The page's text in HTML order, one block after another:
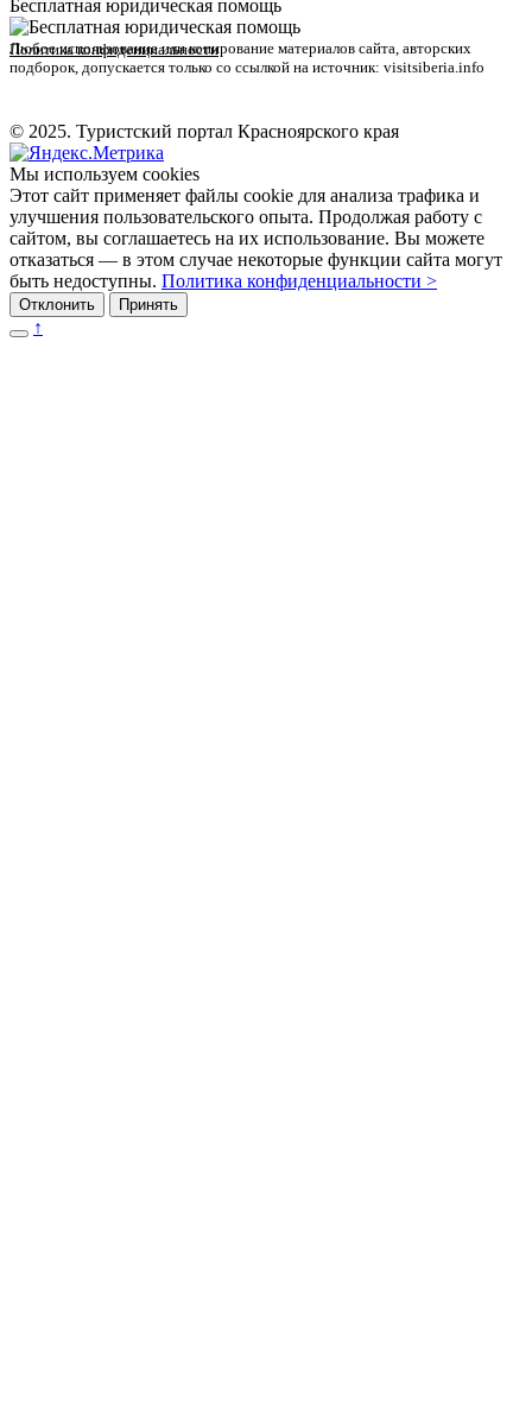
Бесплатная юридическая помощь
Политика конфиденциальности
Любое использование или копирование материалов сайта, авторских
подборок, допускается только со ссылкой на источник: visitsiberia.info
© 2025. Туристский портал Красноярского края
Мы используем cookies
Этот сайт применяет файлы cookie для анализа трафика и
улучшения пользовательского опыта. Продолжая работу с
сайтом, вы соглашаетесь на их использование. Вы можете
отказаться — в этом случае некоторые функции сайта могут
быть недоступны. Политика конфиденциальности >
Отклонить Принять
↑